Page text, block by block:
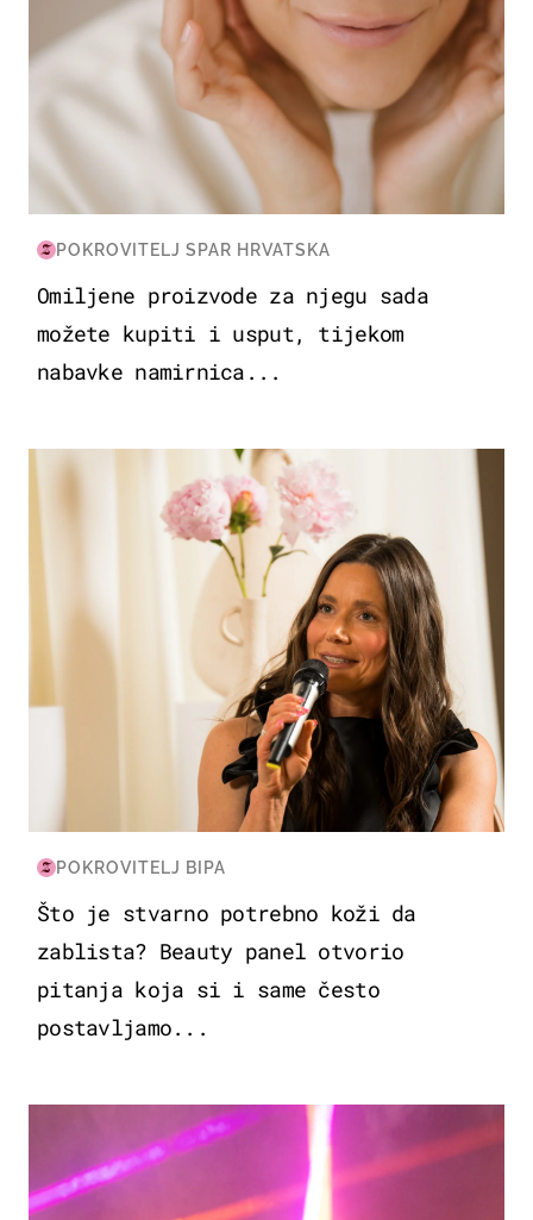
POKROVITELJ SPAR HRVATSKA
Omiljene proizvode za njegu sada
možete kupiti i usput, tijekom
nabavke namirnica...
MODA & LJEPOTA
POKROVITELJ BIPA
Što je stvarno potrebno koži da
zablista? Beauty panel otvorio
pitanja koja si i same često
postavljamo...
KULTURA & ZABAVA